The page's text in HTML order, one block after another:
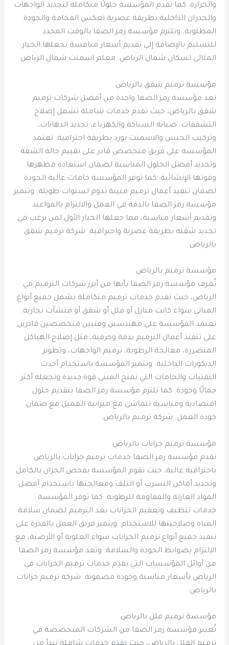
والحرارة. كما تقدم المؤسسة حلولًا متكاملة لتجديد الواجهات
والجدران الداخلية بطريقة عصرية تعكس الفخامة والجودة
المطلوبة. وتلتزم مؤسسة رمز الصفا بالوقت المحدد
للتسليم بالإضافة إلى تقديم أسعار منافسة تجعلها الخيار
المثالي لسكان شمال الرياض. معلم اسمنت شمال الرياض
مؤسسة ترميم شقق بالرياض
تعد مؤسسة رمز الصفا واحدة من أفضل شركات ترميم
شقق بالرياض، حيث تقدم خدمات شاملة تشمل إصلاح
التشققات، صيانة السباكة والكهرباء، تجديد الدهانات،
وتركيب الجبس والاسمنت بورد بطريقة احترافية. تعتمد
المؤسسة على فريق متخصص قادر على تقييم حالة الشقة
وتحديد أفضل الحلول المناسبة لضمان استعادة مظهرها
وقوتها الإنشائية. كما توفر المؤسسة خامات عالية الجودة
لضمان تنفيذ أعمال ترميم متينة تدوم لسنوات طويلة. وتتميز
مؤسسة رمز الصفا بالدقة في العمل والالتزام بالمواعيد
وتقديم أسعار مناسبة، مما جعلها الخيار الأول لمن يرغب في
تجديد شقته بطريقة عصرية واحترافية. شركة ترميم شقق
بالرياض
مؤسسة ترميم بالرياض
تُعرف مؤسسة رمز الصفا بأنها من أبرز شركات الترميم في
الرياض، حيث تقدم خدمات ترميم متكاملة تشمل جميع أنواع
المباني سواء كانت منازل أو فلل أو شقق أو منشآت تجارية.
تعتمد المؤسسة على مهندسين وفنيين متخصصين قادرين
على تنفيذ أعمال الترميم بدقة وحرفية، مثل إصلاح الهياكل
المتضررة، معالجة الرطوبة، ترميم الواجهات، وتطوير
الديكورات الداخلية. وتتميز المؤسسة باستخدام أحدث
التقنيات والخامات التي تمنح المبنى قوة جديدة وتجعله أكثر
جمالًا وجودة. كما تلتزم مؤسسة رمز الصفا بتقديم حلول
اقتصادية ومناسبة تتماشى مع ميزانية العميل مع ضمان
جودة العمل. شركة ترميم بالرياض
مؤسسة ترميم خزانات بالرياض
تقدم مؤسسة رمز الصفا خدمات ترميم خزانات بالرياض
باحترافية عالية، حيث تقوم المؤسسة بفحص الخزان بالكامل
وتحديد أماكن التسرب أو التلف ومعالجتها باستخدام أفضل
المواد العازلة والمقاومة للرطوبة. كما توفر المؤسسة
خدمات تنظيف وتعقيم الخزانات بعد الترميم لضمان سلامة
المياه وصلاحيتها للاستخدام. ويتميز فريق العمل بالقدرة على
تنفيذ جميع أنواع ترميم الخزانات سواء العلوية أو الأرضية، مع
الالتزام بضوابط الجودة والسلامة. وتعد مؤسسة رمز الصفا
من أوائل المؤسسات التي تقدم خدمات ترميم الخزانات في
الرياض بأسعار مناسبة وجودة مضمونة. شركة ترميم خزانات
بالرياض
مؤسسة ترميم فلل بالرياض
تُعتبر مؤسسة رمز الصفا من الشركات المتخصصة في